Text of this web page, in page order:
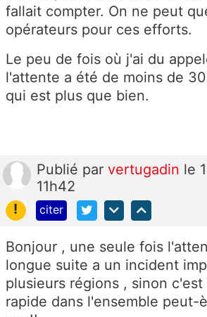
fallait compter. On ne peut
opérateurs pour ces efforts.
Le peu de fois où j'ai du
l'attente a été de moins de
qui est plus que bien.
Publié par vertugadin le
11h42
!
citer
Bonjour , une seule fois
longue suite a un incident
plusieurs régions , sinon
rapide dans l'ensemble peut-